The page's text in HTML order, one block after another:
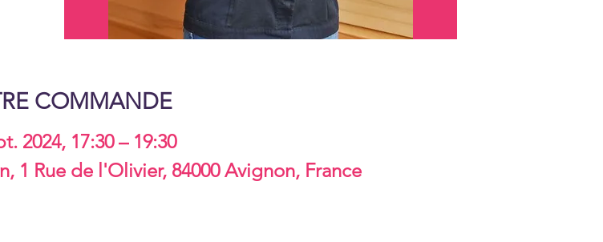
COMMANDE
2024, 17:30 – 19:30
1 Rue de l'Olivier, 84000 Avignon, France